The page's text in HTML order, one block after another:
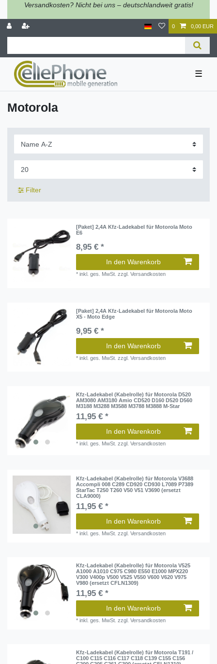
Versandkosten? Nicht bei uns – deutschlandweit gratis!
0 0,00 EUR
☰
Motorola
Filter
[Paket] 2,4A Kfz-Ladekabel für Motorola Moto
E6
8,95 € *
In den Warenkorb
*inkl. ges. MwSt. zzgl.Versandkosten
[Paket] 2,4A Kfz-Ladekabel für Motorola Moto
X5 - Moto Edge
9,95 € *
In den Warenkorb
*inkl. ges. MwSt. zzgl.Versandkosten
Kfz-Ladekabel (Kabelrolle) für Motorola D520
AM3080 AM3180 Amio CD520 D160 D520 D560
M3188 M3288 M3588 M3788 M3888 M-Star
11,95 € *
In den Warenkorb
*inkl. ges. MwSt. zzgl.Versandkosten
Kfz-Ladekabel (Kabelrolle) für Motorola V3688
Accompli 008 C289 CD920 CD930 L7089 P7389
StarTac T250 T260 V50 V51 V3690 (ersetzt
CLA9000)
11,95 € *
In den Warenkorb
*inkl. ges. MwSt. zzgl.Versandkosten
Kfz-Ladekabel (Kabelrolle) für Motorola V525
A1000 A1010 C975 C980 E550 E1000 MPX220
V300 V400p V500 V525 V550 V600 V620 V975
V980 (ersetzt CFLN1309)
11,95 € *
In den Warenkorb
*inkl. ges. MwSt. zzgl.Versandkosten
Kfz-Ladekabel (Kabelrolle) für Motorola T191 /
C100 C115 C116 C117 C118 C139 C155 C156